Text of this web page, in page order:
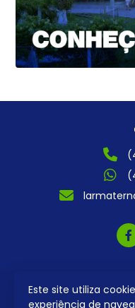
Este site utiliza
experiência de
2026 ©